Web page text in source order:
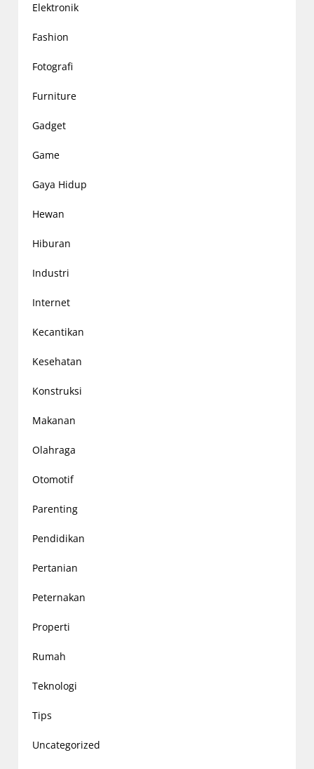
Elektronik
Fashion
Fotografi
Furniture
Gadget
Game
Gaya Hidup
Hewan
Hiburan
Industri
Internet
Kecantikan
Kesehatan
Konstruksi
Makanan
Olahraga
Otomotif
Parenting
Pendidikan
Pertanian
Peternakan
Properti
Rumah
Teknologi
Tips
Uncategorized